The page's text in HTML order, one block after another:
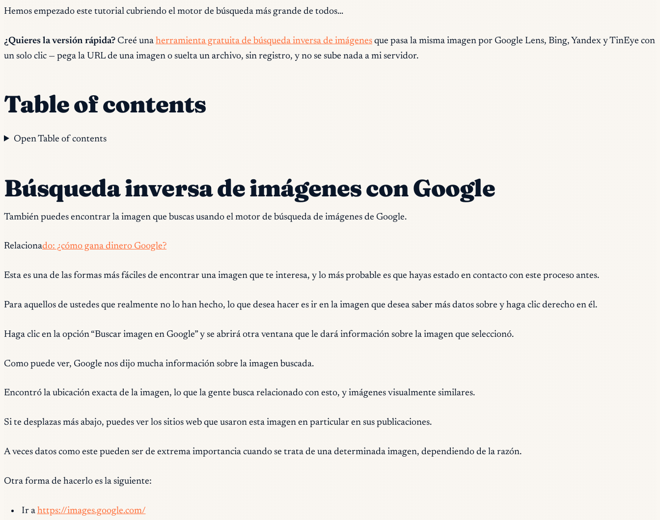
Hemos empezado este tutorial cubriendo el motor de búsqueda más grande de todos…
¿Quieres la versión rápida? Creé una herramienta gratuita de búsqueda inversa de imágenes que pasa la misma imagen por Google Lens, Bing, Yandex y TinEye con
un solo clic — pega la URL de una imagen o suelta un archivo, sin registro, y no se sube nada a mi servidor.
Table of contents
Open Table of contents
Búsqueda inversa de imágenes con Google
También puedes encontrar la imagen que buscas usando el motor de búsqueda de imágenes de Google.
Relacionado: ¿cómo gana dinero Google?
Esta es una de las formas más fáciles de encontrar una imagen que te interesa, y lo más probable es que hayas estado en contacto con este proceso antes.
Para aquellos de ustedes que realmente no lo han hecho, lo que desea hacer es ir en la imagen que desea saber más datos sobre y haga clic derecho en él.
Haga clic en la opción “Buscar imagen en Google” y se abrirá otra ventana que le dará información sobre la imagen que seleccionó.
Como puede ver, Google nos dijo mucha información sobre la imagen buscada.
Encontró la ubicación exacta de la imagen, lo que la gente busca relacionado con esto, y imágenes visualmente similares.
Si te desplazas más abajo, puedes ver los sitios web que usaron esta imagen en particular en sus publicaciones.
A veces datos como este pueden ser de extrema importancia cuando se trata de una determinada imagen, dependiendo de la razón.
Otra forma de hacerlo es la siguiente:
Ir a https://images.google.com/